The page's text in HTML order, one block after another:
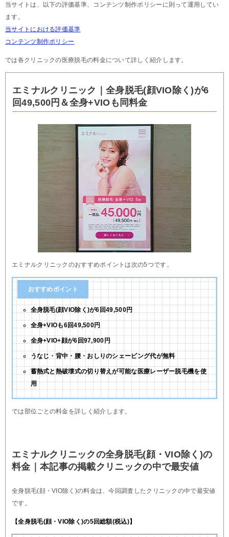
当サイトは、以下の評価基準、コンテンツ制作ポリシーに則って運用してい
ます。
当サイトにおける評価基準
コンテンツ制作ポリシー
では各クリニックの医療脱毛の料金について詳しく紹介します。
エミナルクリニック｜全身脱毛(顔VIO除く)が6
回49,500円＆全身+VIOも同料金
エミナルクリニックのおすすめポイントは次の5つです。
おすすめポイント
全身脱毛(顔VIO除く)が6回49,500円
全身+VIOも6回49,500円
全身+VIO+顔が6回97,900円
うなじ・背中・腰・おしりのシェービング代が無料
蓄熱式と熱破壊式の切り替えが可能な医療レーザー脱毛機を使
用
では部位ごとの料金を詳しく紹介します。
エミナルクリニックの全身脱毛(顔・VIO除く)の
料金｜本記事の掲載クリニックの中で最安値
全身脱毛(顔・VIO除く)の料金は、今回調査したクリニックの中で最安値
です。
【全身脱毛(顔・VIO除く)の5回総額(税込)】